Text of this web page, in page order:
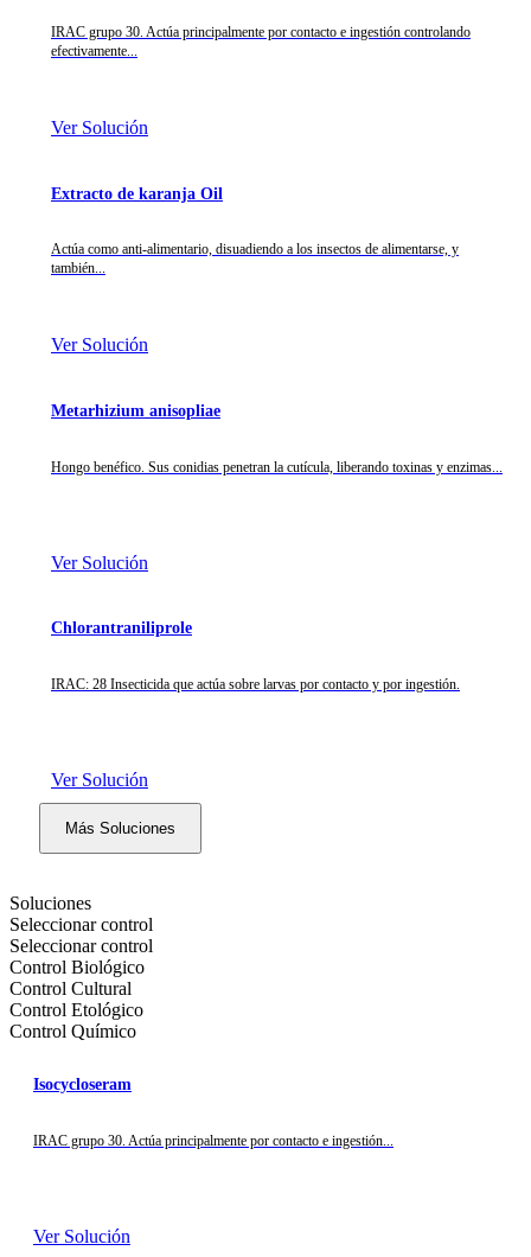
IRAC grupo 30. Actúa principalmente por contacto e ingestión controlando
efectivamente...
Ver Solución
Extracto de karanja Oil
Actúa como anti-alimentario, disuadiendo a los insectos de alimentarse, y
también...
Ver Solución
Metarhizium anisopliae
Hongo benéfico. Sus conidias penetran la cutícula, liberando toxinas y enzimas...
Ver Solución
Chlorantraniliprole
IRAC: 28 Insecticida que actúa sobre larvas por contacto y por ingestión.
Ver Solución
Más Soluciones
Soluciones
Seleccionar control
Seleccionar control
Control Biológico
Control Cultural
Control Etológico
Control Químico
Isocycloseram
IRAC grupo 30. Actúa principalmente por contacto e ingestión...
Ver Solución